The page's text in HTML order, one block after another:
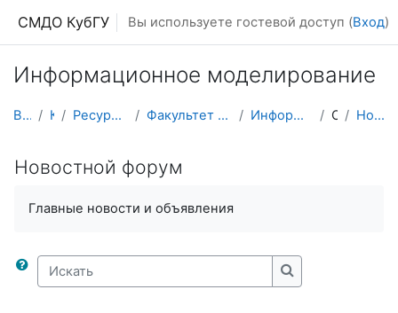
СМДО КубГУ Вы используете гостевой доступ (Вход)
Информационное моделирование
В начало Курсы Ресурсы подразделений КубГУ Факультет Математики и компьютерных наук Информационное моделирование Общее Новостной форум
Новостной форум
Главные новости и объявления
Искать
Искать